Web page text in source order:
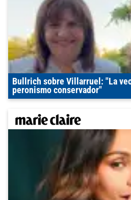
Bullrich sobre Villarruel: "La
peronismo conservador"